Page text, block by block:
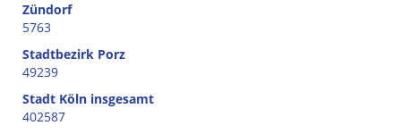
Zündorf
5763
Stadtbezirk Porz
49239
Stadt Köln insgesamt
402587